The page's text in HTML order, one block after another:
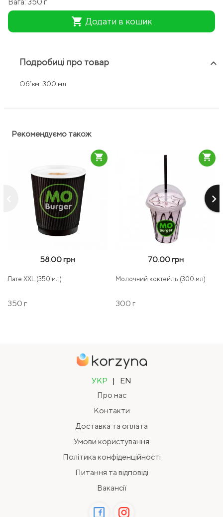
shopping_cart Додати в кошик
Подробиці про товар keyboard_arrow_up
Об’єм: 300 мл
Рекомендуємо також
keyboard_arrow_right
58.00 грн
Лате XXL (350 мл)
350 г
shopping_cart
70.00 грн
Молочний коктейль (300 мл)
300 г
shopping_cart
УКР |
EN
Про нас
Контакти
Доставка та оплата
Умови користування
Політика конфіденційності
Питання та відповіді
Вакансії